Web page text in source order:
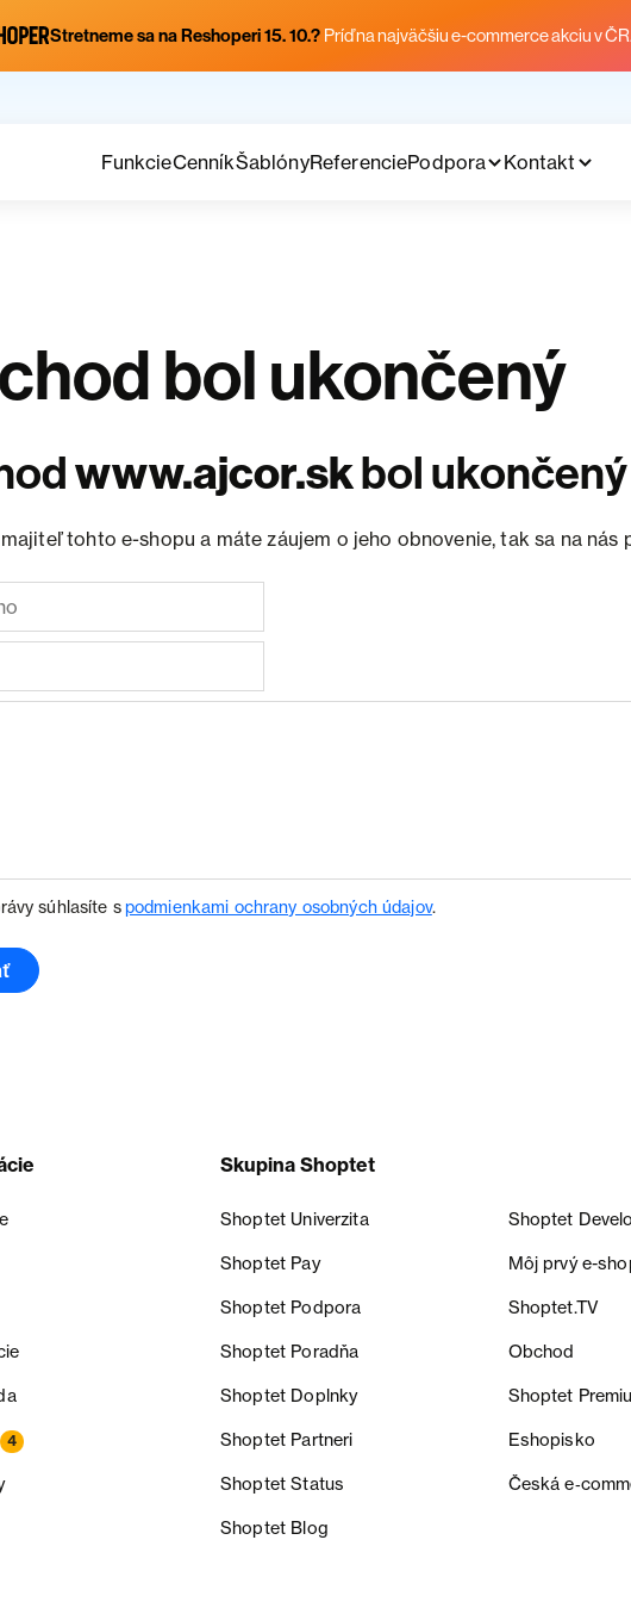
Stretneme sa na Reshoperi 15. 10.? Príď na najväčšiu e-commerce akciu v ČR.
FunkcieCenníkŠablónyReferenciePodpora Kontakt
bol ukončený
www.ajcor.skbol ukončený
tohto e-shopu a máte záujem o jeho obnovenie, tak sa na nás
súhlasíte spodmienkami ochrany osobných údajov.
4
Skupina Shoptet
Shoptet Univerzita Shoptet
Shoptet Pay Môj prvý e-
Shoptet Podpora Shoptet.TV
Shoptet Poradňa Obchod
Shoptet Doplnky Shoptet
Shoptet Partneri Eshopisko
Shoptet Status Česká
Shoptet Blog